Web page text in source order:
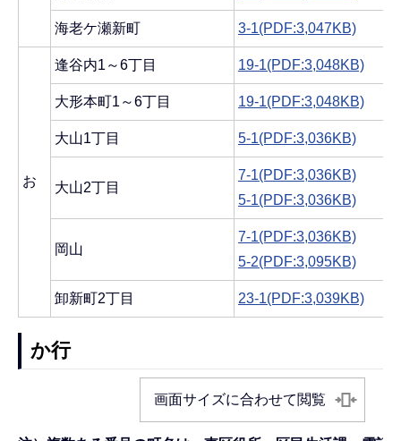
海老ケ瀬新町 3-1(PDF:3,047KB)
お
逢谷内1～6丁目 19-1(PDF:3,048KB)
大形本町1～6丁目 19-1(PDF:3,048KB)
大山1丁目 5-1(PDF:3,036KB)
大山2丁目
7-1(PDF:3,036KB)
5-1(PDF:3,036KB)
岡山
7-1(PDF:3,036KB)
5-2(PDF:3,095KB)
卸新町2丁目 23-1(PDF:3,039KB)
か行
画面サイズに合わせて閲覧